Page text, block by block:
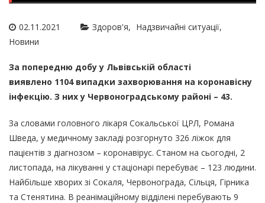
02.11.2021 Здоров'я
Надзвичайні ситуації
Новини
За попередню добу у Львівській області
виявлено 1104 випадки захворювання на коронавісну
інфекцію. З них у Червоноградському районі – 43.
За словами головного лікаря Сокальської ЦРЛ, Романа
Шведа, у медичному закладі розгорнуто 326 ліжок для
пацієнтів з діагнозом – коронавірус. Станом на сьогодні, 2
листопада, на лікуванні у стаціонарі перебуває – 123 людини.
Найбільше хворих зі Сокаля, Червонограда, Сільця, Гірника
та Стенятина. В реанімаційному відділені перебувають 9